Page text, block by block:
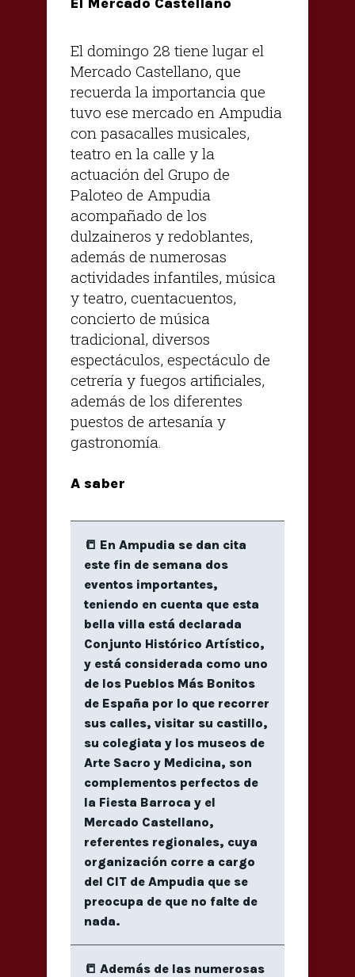
El domingo 28 tiene lugar el
Mercado Castellano, que
recuerda la importancia que
tuvo ese mercado en Ampudia
con pasacalles musicales,
teatro en la calle y la
actuación del Grupo de
Paloteo de Ampudia
acompañado de los
dulzaineros y redoblantes,
además de numerosas
actividades infantiles, música
y teatro, cuentacuentos,
concierto de música
tradicional, diversos
espectáculos, espectáculo de
cetrería y fuegos artificiales,
además de los diferentes
puestos de artesanía y
gastronomía.
A saber
📒 En Ampudia se dan cita
este fin de semana dos
eventos importantes,
teniendo en cuenta que esta
bella villa está declarada
Conjunto Histórico Artístico,
y está considerada como uno
de los Pueblos Más Bonitos
de España por lo que recorrer
sus calles, visitar su castillo,
su colegiata y los museos de
Arte Sacro y Medicina, son
complementos perfectos de
la Fiesta Barroca y el
Mercado Castellano,
referentes regionales, cuya
organización corre a cargo
del CIT de Ampudia que se
preocupa de que no falte de
nada.
📒 Además de las numerosas